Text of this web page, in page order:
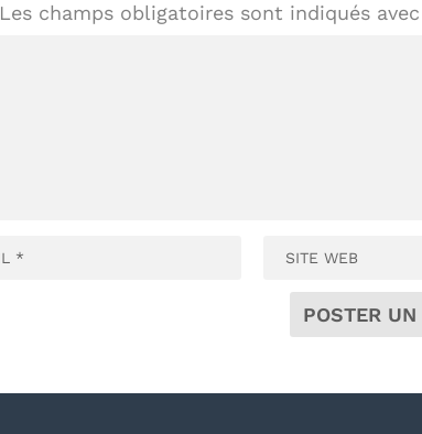
Les champs obligatoires sont indiqués avec